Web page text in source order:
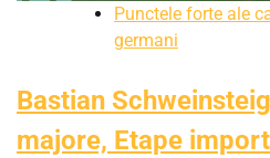
Punctele forte ale
germani
Bastian
majore, Etape